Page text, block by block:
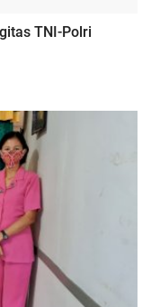
TNI-Polri